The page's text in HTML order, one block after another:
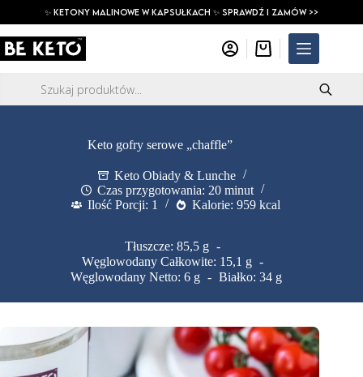
treści
✨ ketony malinowe w kapsułkach ✨ SPRAWDŹ I ZAMÓW >>
Koszyk
produktów
Keto gofry serowe „chaffle”
Keto Obiady & Lunche
Czas przygotowania: 20 minut
Ilość Porcji: 1
Kalorie: 959 kcal
Tłuszcze: 85,5 g
Węglowodany Całkowite: 15,1 g
Węglowodany Netto: 6 g
Białko: 34 g